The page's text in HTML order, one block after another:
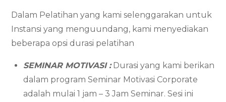
Dalam Pelatihan yang kami selenggarakan untuk
Instansi yang menguundang, kami menyediakan
beberapa opsi durasi pelatihan
SEMINAR MOTIVASI :Durasi yang kami berikan
dalam program Seminar Motivasi Corporate
adalah mulai 1 jam – 3 Jam Seminar. Sesi ini